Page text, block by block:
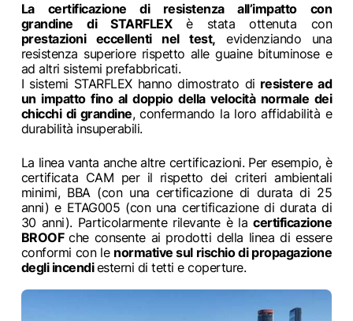
La certificazione di resistenza all’impatto con
grandine di STARFLEX è stata ottenuta con
prestazioni eccellenti nel test, evidenziando una
resistenza superiore rispetto alle guaine bituminose e
ad altri sistemi prefabbricati.
I sistemi STARFLEX hanno dimostrato di resistere ad
un impatto fino al doppio della velocità normale dei
chicchi di grandine, confermando la loro affidabilità e
durabilità insuperabili.
La linea vanta anche altre certificazioni. Per esempio, è
certificata CAM per il rispetto dei criteri ambientali
minimi, BBA (con una certificazione di durata di 25
anni) e ETAG005 (con una certificazione di durata di
30 anni). Particolarmente rilevante è lacertificazione
BROOFche consente ai prodotti della linea di essere
conformi con le normative sul rischio di propagazione
degli incendiesterni di tetti e coperture.